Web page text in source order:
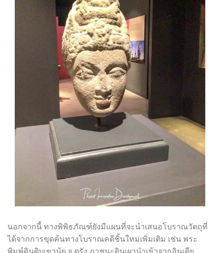
นอกจากนี้ ทางพิพิธภัณฑ์ยังมีแผนที่จะนำเสนอโบราณวัตถุที่
ได้จากการขุดค้นทางโบราณคดีชิ้นใหม่เพิ่มเติม เช่น พระ